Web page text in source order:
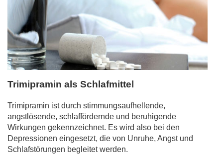
Trimipramin als Schlafmittel
Trimipramin ist durch stimmungsaufhellende,
angstlösende, schlaffördernde und beruhigende
Wirkungen gekennzeichnet. Es wird also bei den
Depressionen eingesetzt, die von Unruhe, Angst und
Schlafstörungen begleitet werden.